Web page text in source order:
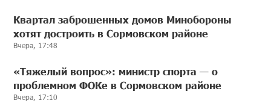
Квартал заброшенных домов Минобороны
хотят достроить в Сормовском районе
Вчера, 17:48
«Тяжелый вопрос»: министр спорта — о
проблемном ФОКе в Сормовском районе
Вчера, 17:10